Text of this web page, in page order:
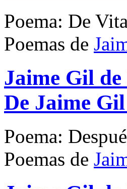
Poema: De
Poemas de
Jaime Gil de
De Jaime
Poema:
Poemas de